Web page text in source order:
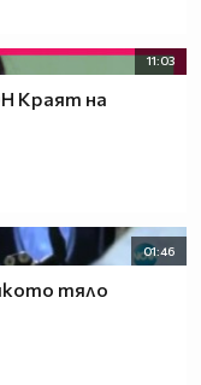
11:03
Краят на
01:46
тяло